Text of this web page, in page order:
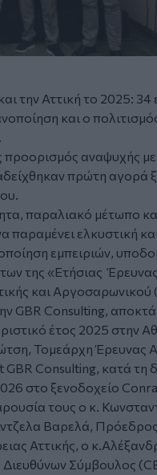
την Αττική το 2025:
και ο
προορισμός αναψυχής
πρώτη αγορά
παραλιακό μέτωπο
ελκυστική
εμπειριών,
της «Ετήσιας
και Αργοσαρωνικού
GBR Consulting,
έτος 2025 στην
Τομεάρχη Έρευνας
Consulting, κατά τη
στο ξενοδοχείο
τους ο κ.
Βαρελά,
Αττικής, ο
Διευθύνων Σύμβουλος